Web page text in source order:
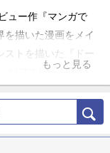
ュー作『マンガで
を描いた漫画をメイ
ストを描いた『ドー
がアスリート用お
剤師」
もっと見る